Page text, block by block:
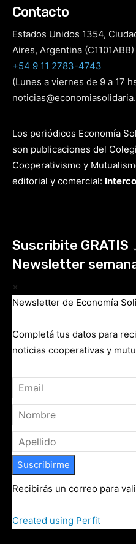
Contacto
Estados Unidos 1354,
Aires, Argentina (C1101ABB)
+54 9 11 2783-4743
(Lunes a viernes de 9 a 17
Los periódicos Economía
son publicaciones del
Cooperativismo y
editorial y comercial:
Suscribite GRATIS
Newsletter
×
Newsletter de Economía
Completá tus datos para
noticias cooperativas y
Suscribirme
Recibirás un correo para
Created using Perfit